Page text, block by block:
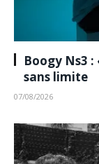
Boogy Ns3
sans limite
07/08/2026